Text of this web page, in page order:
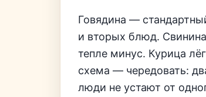
Говядина —
и вторых блюд.
тепле минус. Курица
схема — чередовать:
люди не устают от